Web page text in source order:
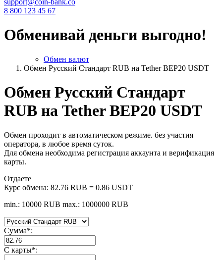
support@coin-bank.co
8 800 123 45 67
Обменивай деньги выгодно!
Обмен валют
Обмен Русский Стандарт RUB на Tether BEP20 USDT
Обмен Русский Стандарт
RUB на Tether BEP20 USDT
Обмен проходит в автоматическом режиме. без участия
оператора, в любое время суток.
Для обмена необходима регистрация аккаунта и верификация
карты.
Отдаете
Курс обмена: 82.76 RUB = 0.86 USDT
min.: 10000 RUB max.: 1000000 RUB
Сумма*:
С карты*: